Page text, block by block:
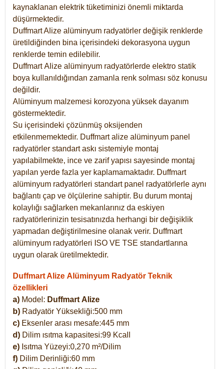
kaynaklanan elektrik tüketiminizi önemli miktarda
düşürmektedir.
Duffmart Alize alüminyum radyatörler değişik renklerde
üretildiğinden bina içerisindeki dekorasyona uygun
renklerde temin edilebilir.
DuffmartAlize alüminyum radyatörlerde elektro statik
boya kullanıldığından zamanla renk solması söz konusu
değildir.
Alüminyum malzemesi korozyona yüksek dayanım
göstermektedir.
Su içerisindeki çözünmüş oksijenden
etkilenmemektedir. Duffmart alize alüminyum panel
radyatörler standart askı sistemiyle montaj
yapılabilmekte, ince ve zarif yapısı sayesinde montaj
yapılan yerde fazla yer kaplamamaktadır. Duffmart
alüminyum radyatörleri standart panel radyatörlerle aynı
bağlantı çap ve ölçülerine sahiptir. Bu durum montaj
kolaylığı sağlarken mekanlarınız da eskiyen
radyatörlerinizin tesisatınızda herhangi bir değişiklik
yapmadan değiştirilmesine olanak verir. Duffmart
alüminyum radyatörleri ISO VE TSE standartlarına
uygun olarak üretilmektedir.
Duffmart Alize Alüminyum Radyatör Teknik
özellikleri
a) Model: Duffmart Alize
b) Radyatör Yüksekliği:500 mm
c) Eksenler arası mesafe:445 mm
d) Dilim ısıtma kapasitesi:99 Kcall
e) Isıtma Yüzeyi:0,270 m²/Dilim
f) Dilim Derinliği:60 mm